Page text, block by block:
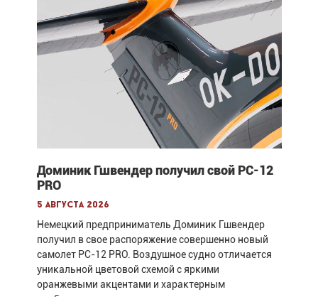
Доминик Гшвендер получил свой PC-12
PRO
5 августа 2026
Немецкий предприниматель Доминик Гшвендер
получил в свое распоряжение совершенно новый
самолет PC-12 PRO. Воздушное судно отличается
уникальной цветовой схемой с яркими
оранжевыми акцентами и характерным